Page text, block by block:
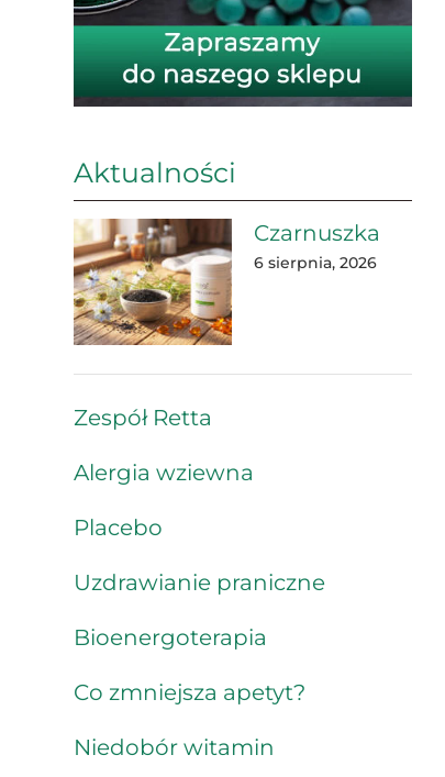
Aktualności
Czarnuszka
6 sierpnia, 2026
Zespół Retta
Alergia wziewna
Placebo
Uzdrawianie praniczne
Bioenergoterapia
Co zmniejsza apetyt?
Niedobór witamin